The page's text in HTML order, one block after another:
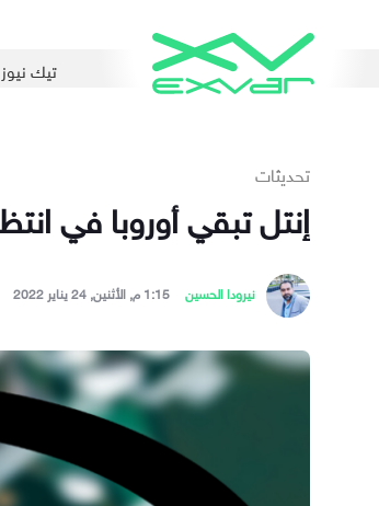
تيك نيوز
تحديثات
إنتل تبقي أوروبا في
نيرودا الحسين 1:15 م, الأثنين, 24 يناير 2022